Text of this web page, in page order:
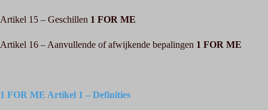
Artikel 15 – Geschillen 1 FOR ME
Artikel 16 – Aanvullende of afwijkende bepalingen 1 FOR ME
1 FOR ME Artikel 1 – Definities